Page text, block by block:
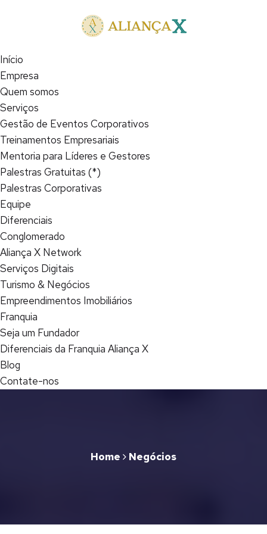
Início
Empresa
Quem somos
Serviços
Gestão de Eventos Corporativos
Treinamentos Empresariais
Mentoria para Líderes e Gestores
Palestras Gratuitas (*)
Palestras Corporativas
Equipe
Diferenciais
Conglomerado
Aliança X Network
Serviços Digitais
Turismo & Negócios
Empreendimentos Imobiliários
Franquia
Seja um Fundador
Diferenciais da Franquia Aliança X
Blog
Contate-nos
Home Negócios